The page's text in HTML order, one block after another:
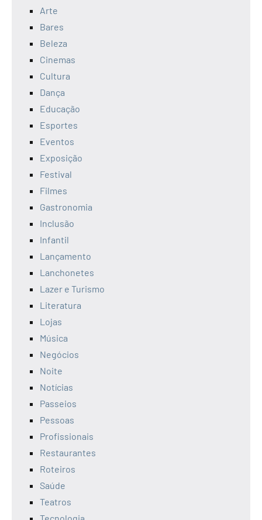
Arte
Bares
Beleza
Cinemas
Cultura
Dança
Educação
Esportes
Eventos
Exposição
Festival
Filmes
Gastronomia
Inclusão
Infantil
Lançamento
Lanchonetes
Lazer e Turismo
Literatura
Lojas
Música
Negócios
Noite
Notícias
Passeios
Pessoas
Profissionais
Restaurantes
Roteiros
Saúde
Teatros